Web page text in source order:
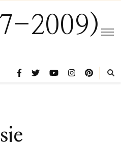
2009)